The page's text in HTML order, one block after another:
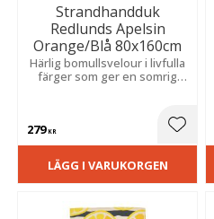
Strandhandduk
Redlunds Apelsin
Orange/Blå 80x160cm
Härlig bomullsvelour i livfulla
färger som ger en somrig
279KR Lägg
LÄGG I VARUKORGEN